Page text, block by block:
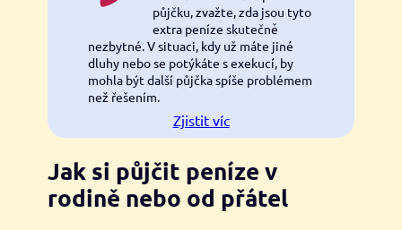
půjčku, zvažte, zda jsou tyto
extra peníze skutečně
nezbytné. V situaci, kdy už máte jiné
dluhy nebo se potýkáte s exekucí, by
mohla být další půjčka spíše problémem
než řešením.
Zjistit víc
Jak si půjčit peníze v
rodině nebo od přátel